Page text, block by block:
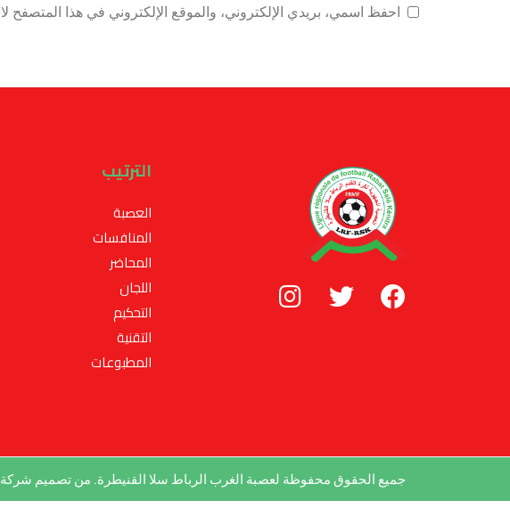
احفظ اسمي، بريدي الإلكتروني، والموقع الإلكتروني في هذا المتصفح
الترتيب
العصبة
المنافسات
المحاضر
اللجان
التحكيم
التقنية
المطبوعات
جميع الحقوق محفوظة لعصبة الغرب الرباط سلا القنيطرة. من تصميم شركة